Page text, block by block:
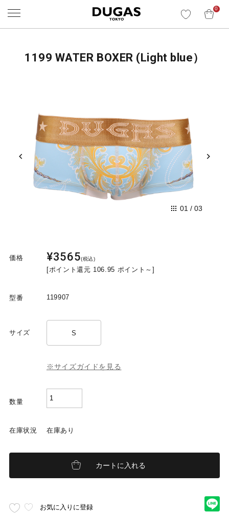
0
1199 WATER BOXER (Light blue）
01 / 03
価格 ¥3565(税込)
[ポイント還元 106.95 ポイント～]
型番 119907
サイズ S
※サイズガイドを見る
数量
1199
WATER
(Light
在庫状況 在庫あり
カートに入れる
お気に入りに登録